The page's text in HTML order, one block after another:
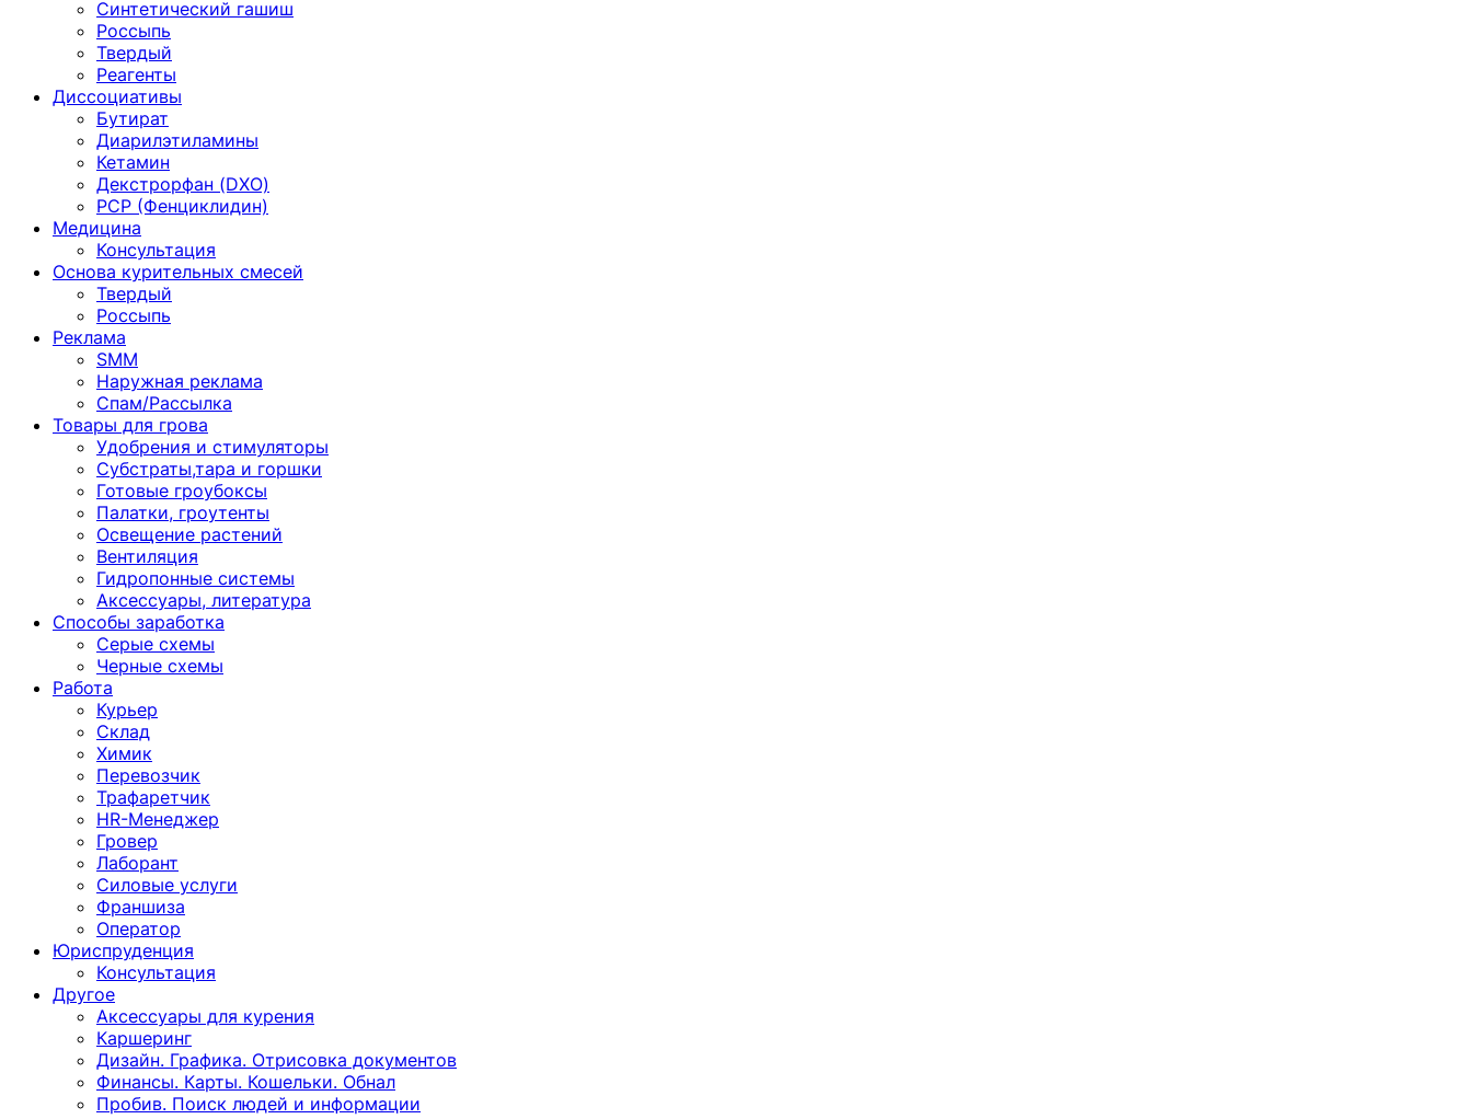
Синтетический гашиш
Россыпь
Твердый
Реагенты
Диссоциативы
Бутират
Диарилэтиламины
Кетамин
Декстрорфан (DXO)
PCP (Фенциклидин)
Медицина
Консультация
Основа курительных смесей
Твердый
Россыпь
Реклама
SMM
Наружная реклама
Спам/Рассылка
Товары для грова
Удобрения и стимуляторы
Субстраты,тара и горшки
Готовые гроубоксы
Палатки, гроутенты
Освещение растений
Вентиляция
Гидропонные системы
Аксессуары, литература
Способы заработка
Серые схемы
Черные схемы
Работа
Курьер
Склад
Химик
Перевозчик
Трафаретчик
HR-Менеджер
Гровер
Лаборант
Силовые услуги
Франшиза
Оператор
Юриспруденция
Консультация
Другoе
Аксессуары для курения
Каршеринг
Дизайн. Графика. Отрисовка документов
Финансы. Карты. Кошельки. Обнал
Пробив. Поиск людей и информации